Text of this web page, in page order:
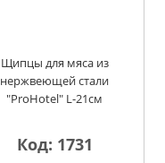
Щипцы для мяса из
нержвеющей стали
"ProHotel" L-21см
Код: 1731